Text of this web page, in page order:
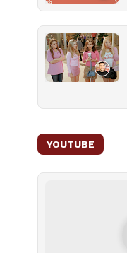
YOUTUBE